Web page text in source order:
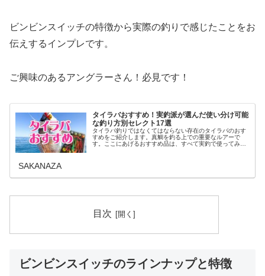
ビンビンスイッチの特徴から実際の釣りで感じたことをお
伝えするインプレです。
ご興味のあるアングラーさん！必見です！
タイラバおすすめ！実釣派が選んだ使い分け可能
な釣り方別セレクト17選
タイラバ釣りではなくてはならない存在のタイラバのおす
すめをご紹介します。真鯛を釣る上での重要なルアーで
す。ここにあげるおすすめ品は、すべて実釣で使ってみ
SAKANAZA
目次
ビンビンスイッチのラインナップと特徴